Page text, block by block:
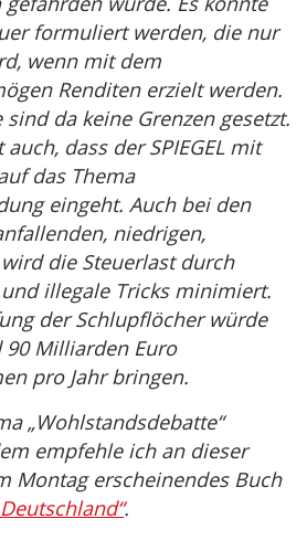
formuliert werden, die nur
wenn mit dem
Renditen erzielt werden.
sind da keine Grenzen gesetzt.
dass der SPIEGEL mit
das Thema
eingeht. Auch bei den
niedrigen,
die Steuerlast durch
illegale Tricks minimiert.
der Schlupflöcher würde
Milliarden Euro
pro Jahr bringen.
„Wohlstandsdebatte“
empfehle ich an dieser
Montag erscheinendes Buch
.